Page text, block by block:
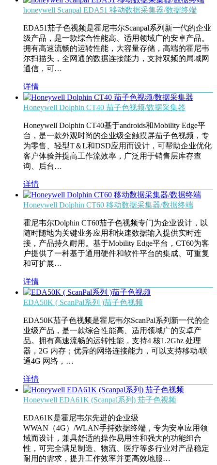
honeywell Scanpal EDA51 移动数据采集器/数据终端
EDA51茄子色视频是霍尼韦尔Scanpal系列新一代的企业
级产品，是一款综合性能高、适用领域广的安卓产品。
拥有高速流畅的运转性能，大容量存储，高端的霍尼韦
尔扫描头，全网通的数据连接能力，支持双频的局域网
通信，可…
详情
Honeywell Dolphin CT40 茄子色视频/数据采集器
Honeywell Dolphin CT40基于androids和Mobility Edge平
台，是一款外观时尚的企业级全触摸屏茄子色视频，专
为零售、轻型T＆L和DSD应用而设计，可帮助企业优化
客户体验并提高工作流效率，广泛用于销售层库存查
询、后台…
详情
Honeywell Dolphin CT60 移动数据采集器/数据终端
霍尼韦尔Dolphin CT60茄子色视频专门为企业设计，以
随时随地为关键业务应用和快速数据输入提供实时连
接，产品持久耐用。基于Mobility Edge平台，CT60为客
户提供了一种基于通用硬件和软件平台的集成、可重复
和可扩展…
详情
EDA50K ( ScanPal系列 )茄子色视频
EDA50K茄子色视频是霍尼韦尔ScanPal系列新一代的企
业级产品，是一款综合性能高、适用领域广的安卓产
品。拥有高速流畅的运转性能，支持4 核1.2Ghz 处理
器，2G 内存；优异的网络连接能力，可以支持移动/联
通4G 网络，…
详情
Honeywell EDA61K (Scanpal系列) 茄子色视频
EDA61K是霍尼韦尔先进的企业级
WWAN（4G）/WLAN手持数据终端，专为安卓应用领
域而设计，兼具舒适的操作易用性和强大的功能组合
性，可完全满足制造、物流、医疗等多行业对产品稳定
耐用的需求，提升工作效率并更高效地服…